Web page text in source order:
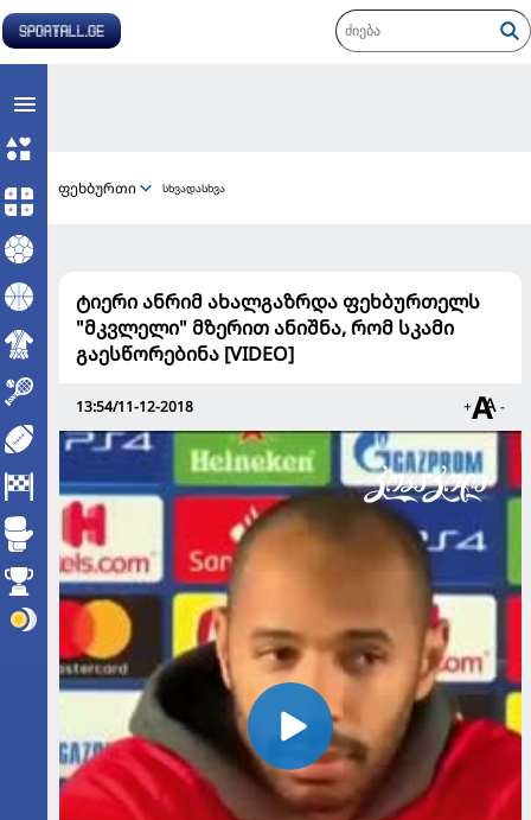
ფეხბურთი სხვადასხვა
ტიერი ანრიმ ახალგაზრდა ფეხბურთელს
"მკვლელი" მზერით ანიშნა, რომ სკამი
გაესწორებინა [VIDEO]
13:54/11-12-2018 + -